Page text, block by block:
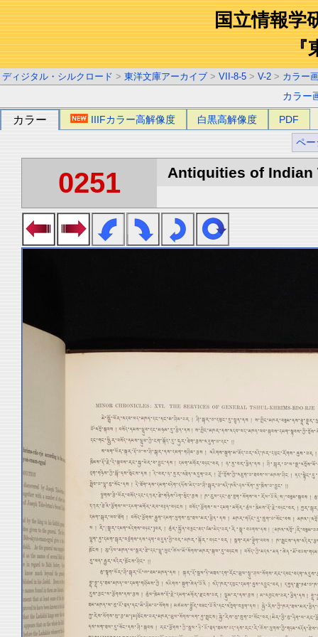
国立情報学
『
ディジタル・シルクロード > 東洋文庫アーカイブ > VII-8-5 > V-2 > カラー
カラー
カラー IIIFカラー高解像度 白黒高解像度 PDF
ペー
0251 Antiquities of Indian